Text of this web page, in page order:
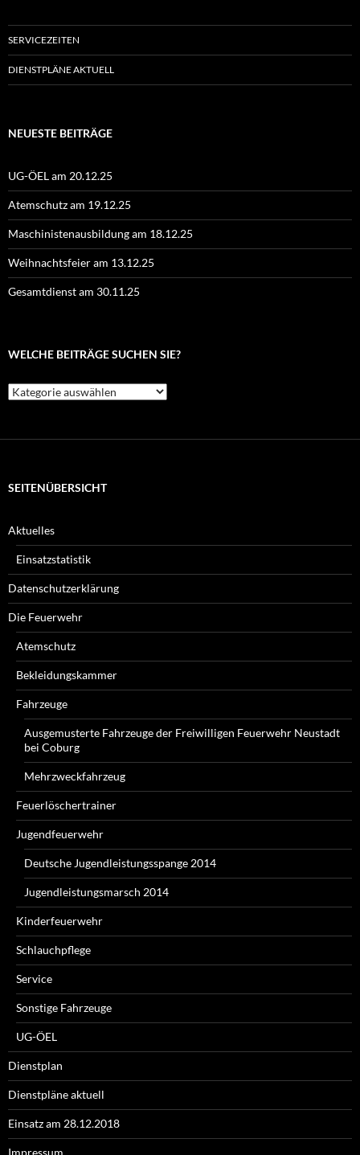
SERVICEZEITEN
DIENSTPLÄNE AKTUELL
NEUESTE BEITRÄGE
UG-ÖEL am 20.12.25
Atemschutz am 19.12.25
Maschinistenausbildung am 18.12.25
Weihnachtsfeier am 13.12.25
Gesamtdienst am 30.11.25
WELCHE BEITRÄGE SUCHEN SIE?
Welche
Beiträge
SEITENÜBERSICHT
Aktuelles
Einsatzstatistik
Datenschutzerklärung
Die Feuerwehr
Atemschutz
Bekleidungskammer
Fahrzeuge
Ausgemusterte Fahrzeuge der Freiwilligen Feuerwehr Neustadt
bei Coburg
Mehrzweckfahrzeug
Feuerlöschertrainer
Jugendfeuerwehr
Deutsche Jugendleistungsspange 2014
Jugendleistungsmarsch 2014
Kinderfeuerwehr
Schlauchpflege
Service
Sonstige Fahrzeuge
UG-ÖEL
Dienstplan
Dienstpläne aktuell
Einsatz am 28.12.2018